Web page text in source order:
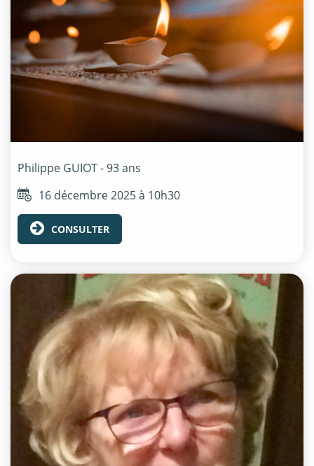
Philippe GUIOT- 93 ans
16 décembre 2025 à 10h30
CONSULTER